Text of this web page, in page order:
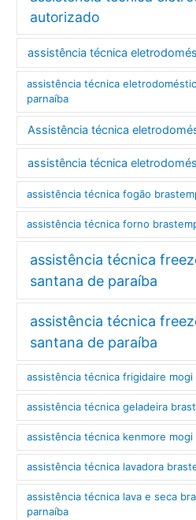
autorizado
assistência técnica
assistência técnica
parnaíba
Assistência técnica
assistência técnica
assistência técnica fogão
assistência técnica forno
assistência técnica
santana de paraíba
assistência técnica
santana de paraíba
assistência técnica frigidaire mogi
assistência técnica geladeira
assistência técnica kenmore mogi
assistência técnica lavadora
assistência técnica lava e seca
parnaíba